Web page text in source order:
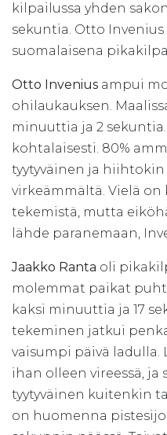
kilpailussa yhden
sekuntia. Otto
suomalaisena
Otto Invenius ampui
ohilaukauksen.
minuuttia ja 2
kohtalaisesti. 80%
tyytyväinen ja
virkeämmältä. Vielä
tekemistä, mutta
lähde paranemaan,
Jaakko Ranta oli
molemmat paikat
kaksi minuuttia ja 17
tekeminen jatkui
vaisumpi päivä
ihan olleen vireessä,
tyytyväinen kuitenkin
on huomenna